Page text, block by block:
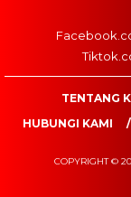
TENTANG
HUBUNGI KAMI
COPYRIGHT ©